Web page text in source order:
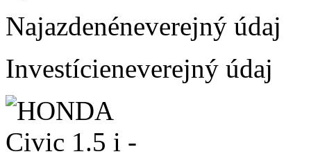
Najazdenéneverejný údaj
Investícieneverejný údaj